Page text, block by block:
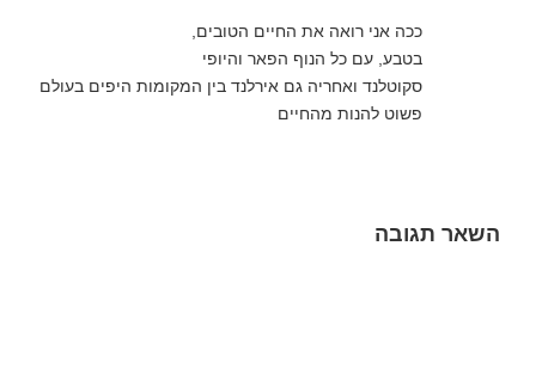
ככה אני רואה את החיים הטובים,
בטבע, עם כל הנוף הפאר והיופי
סקוטלנד ואחריה גם אירלנד בין המקומות היפים בעולם
פשוט להנות מהחיים
השאר תגובה